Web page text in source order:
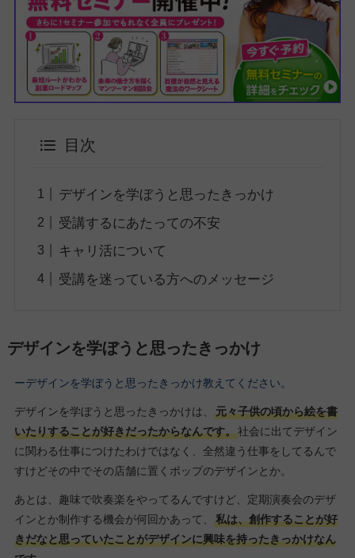
目次
デザインを学ぼうと思ったきっかけ
受講するにあたっての不安
キャリ活について
受講を迷っている方へのメッセージ
デザインを学ぼうと思ったきっかけ
ーデザインを学ぼうと思ったきっかけ教えてください。
デザインを学ぼうと思ったきっかけは、
元々子供の頃から絵を書
いたりすることが好きだったからなんです。社会に出てデザイン
に関わる仕事につけたわけではなく、全然違う仕事をしてるんで
すけどその中でその店舗に置くポップのデザインとか。
あとは、趣味で吹奏楽をやってるんですけど、定期演奏会のデザ
インとか制作する機会が何回かあって、
私は、創作することが好
きだなと思っていたことがデザインに興味を持ったきっかけなん